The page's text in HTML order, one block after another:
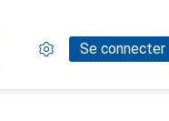
Paramètres
Compte clientSe connecter
Listes de comparaison
Listes d'envies
Panier